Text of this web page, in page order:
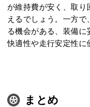
が維持費が安く、取
えるでしょう。一方
る機会がある、装備に
快適性や走行安定性に
まとめ